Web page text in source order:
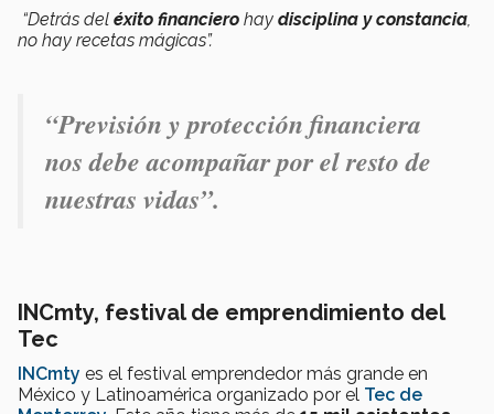
“Detrás del éxito financiero hay disciplina y constancia,
no hay recetas mágicas”.
“Previsión y protección financiera
nos debeacompañarpor el resto de
nuestras vidas”.
INCmty, festival de emprendimiento del
Tec
INCmty es el festival emprendedor más grande en
México y Latinoamérica organizado por el Tec de